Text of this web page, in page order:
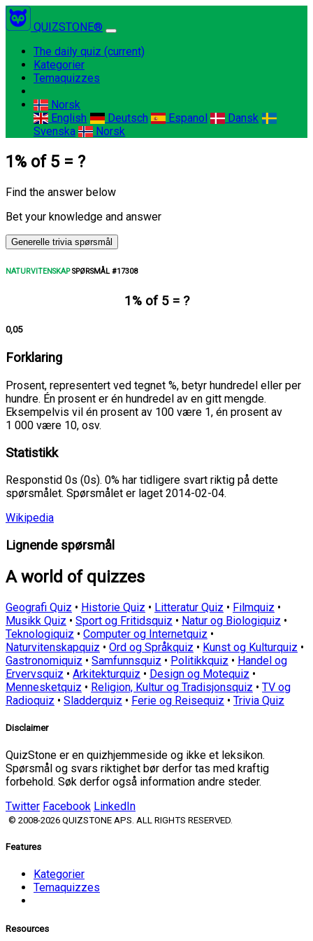
QUIZSTONE®
The daily quiz (current)
Kategorier
Temaquizzes
Norsk
English
Deutsch Espanol
Dansk
Svenska
Norsk
1% of 5 = ?
Find the answer below
Bet your knowledge and answer
Generelle trivia spørsmål
NATURVITENSKAPSPØRSMÅL #17308
1% of 5 = ?
0,05
Forklaring
Prosent, representert ved tegnet %, betyr hundredel eller per
hundre. Én prosent er én hundredel av en gitt mengde.
Eksempelvis vil én prosent av 100 være 1, én prosent av
1 000 være 10, osv.
Statistikk
Responstid 0s (0s). 0% har tidligere svart riktig på dette
spørsmålet. Spørsmålet er laget 2014-02-04.
Wikipedia
Lignende spørsmål
A world of quizzes
Geografi Quiz • Historie Quiz • Litteratur Quiz • Filmquiz •
Musikk Quiz • Sport og Fritidsquiz • Natur og Biologiquiz •
Teknologiquiz • Computer og Internetquiz •
Naturvitenskapquiz • Ord og Språkquiz • Kunst og Kulturquiz •
Gastronomiquiz • Samfunnsquiz • Politikkquiz • Handel og
Ervervsquiz • Arkitekturquiz • Design og Motequiz •
Mennesketquiz • Religion, Kultur og Tradisjonsquiz • TV og
Radioquiz • Sladderquiz • Ferie og Reisequiz • Trivia Quiz
Disclaimer
QuizStone er en quizhjemmeside og ikke et leksikon.
Spørsmål og svars riktighet bør derfor tas med kraftig
forbehold. Søk derfor også information andre steder.
Twitter Facebook LinkedIn
© 2008-2026 QUIZSTONE APS. ALL RIGHTS RESERVED.
Features
Kategorier
Temaquizzes
Resources